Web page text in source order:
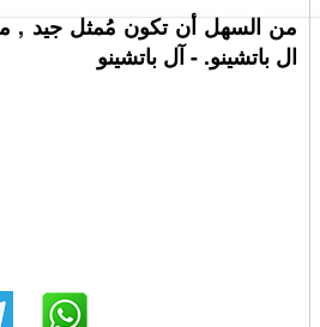
من السهل أن تكون مُمثل جيد ,
ال باتشينو. - آل باتشينو